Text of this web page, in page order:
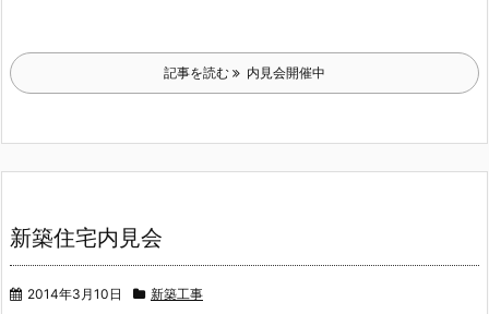
記事を読む 内見会開催中
新築住宅内見会
2014年3月10日 新築工事